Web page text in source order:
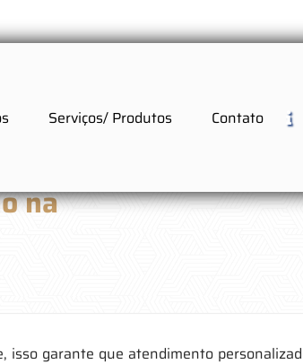
Serviços/ Produtos Contato
na
isso garante que atendimento